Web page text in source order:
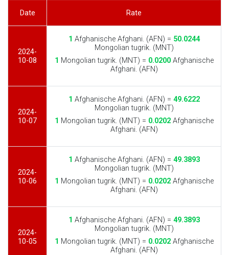
Date Rate
2024-
10-08
1 Afghanische Afghani. (AFN) = 50.0244
Mongolian tugrik. (MNT)
1 Mongolian tugrik. (MNT) = 0.0200Afghanische
Afghani. (AFN)
2024-
10-07
1 Afghanische Afghani. (AFN) = 49.6222
Mongolian tugrik. (MNT)
1 Mongolian tugrik. (MNT) = 0.0202Afghanische
Afghani. (AFN)
2024-
10-06
1 Afghanische Afghani. (AFN) = 49.3893
Mongolian tugrik. (MNT)
1 Mongolian tugrik. (MNT) = 0.0202Afghanische
Afghani. (AFN)
2024-
10-05
1 Afghanische Afghani. (AFN) = 49.3893
Mongolian tugrik. (MNT)
1 Mongolian tugrik. (MNT) = 0.0202Afghanische
Afghani. (AFN)